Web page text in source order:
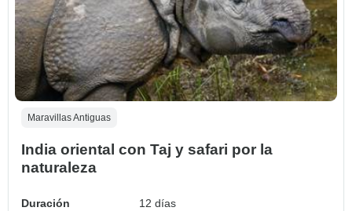
Maravillas Antiguas
India oriental con Taj y safari por la
naturaleza
Duración
12 días